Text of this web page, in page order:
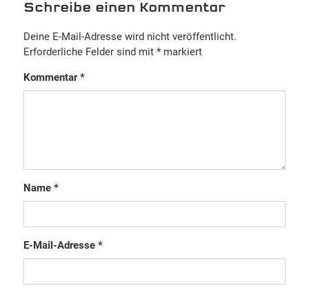
Schreibe einen Kommentar
Deine E-Mail-Adresse wird nicht veröffentlicht.
Erforderliche Felder sind mit *markiert
Kommentar*
Name *
E-Mail-Adresse *